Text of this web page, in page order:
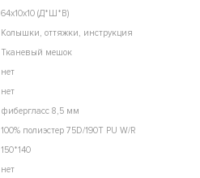
64х10х10 (Д*Ш*В)
Колышки, оттяжки, инструкция
Тканевый мешок
нет
нет
фибергласс 8,5 мм
100% полиэстер 75D/190T PU W/R
150*140
нет